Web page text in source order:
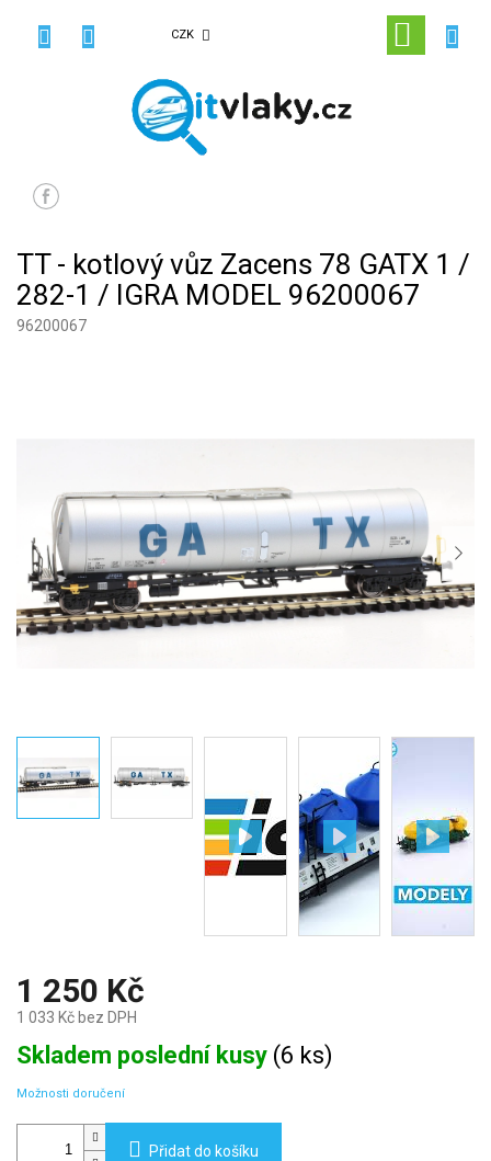
CZK
KOŠÍK
TT - kotlový vůz Zacens 78 GATX 1 /
282-1 / IGRA MODEL 96200067
96200067
1 250 Kč
1 033 Kč bez DPH
Měrná
cena:
Skladem poslední kusy (6 ks)
Možnosti doručení
Přidat do košíku